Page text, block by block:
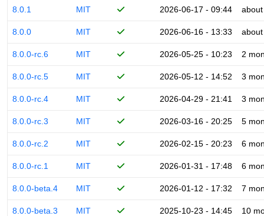
8.0.1 MIT 2026-06-17 - 09:44
8.0.0 MIT 2026-06-16 - 13:33
8.0.0-rc.6 MIT 2026-05-25 - 10:23 2
8.0.0-rc.5 MIT 2026-05-12 - 14:52 3
8.0.0-rc.4 MIT 2026-04-29 - 21:41 3
8.0.0-rc.3 MIT 2026-03-16 - 20:25 5
8.0.0-rc.2 MIT 2026-02-15 - 20:23 6
8.0.0-rc.1 MIT 2026-01-31 - 17:48 6
8.0.0-beta.4 MIT 2026-01-12 - 17:32 7
8.0.0-beta.3 MIT 2025-10-23 - 14:45 10